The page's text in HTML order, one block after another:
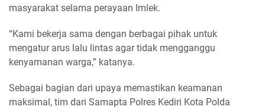
masyarakat selama perayaan Imlek.
“Kami bekerja sama dengan berbagai pihak untuk
mengatur arus lalu lintas agar tidak mengganggu
kenyamanan warga,” katanya.
Sebagai bagian dari upaya memastikan keamanan
maksimal, tim dari Samapta Polres Kediri Kota Polda